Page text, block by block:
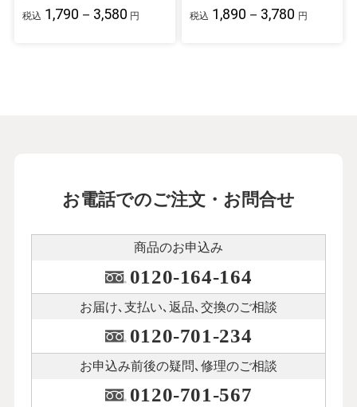
税込 1,790－3,580 円 税込 1,890－3,780 円
お電話でのご注文・お問合せ
商品のお申込み
0120-164-164
お届け､支払い､ 返品､交換のご相談
0120-701-234
お申込み前後の疑問､修理のご相談
0120-701-567